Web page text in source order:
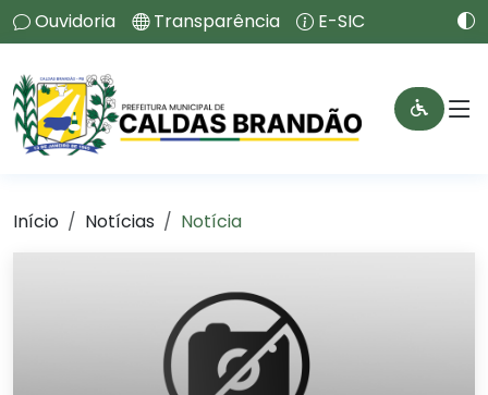
Ouvidoria Transparência E-SIC
Início Notícias Notícia